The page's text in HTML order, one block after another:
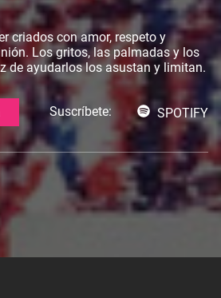
criados con amor, respeto y
Los gritos, las palmadas y los
de ayudarlos los asustan y limitan.
Suscríbete: SPOTIFY